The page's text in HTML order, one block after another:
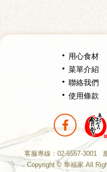
用心食材
菜單介紹
聯絡我們
使用條款
分享至
客服專線：02-5557-3001
Copyright © 幸福家 All